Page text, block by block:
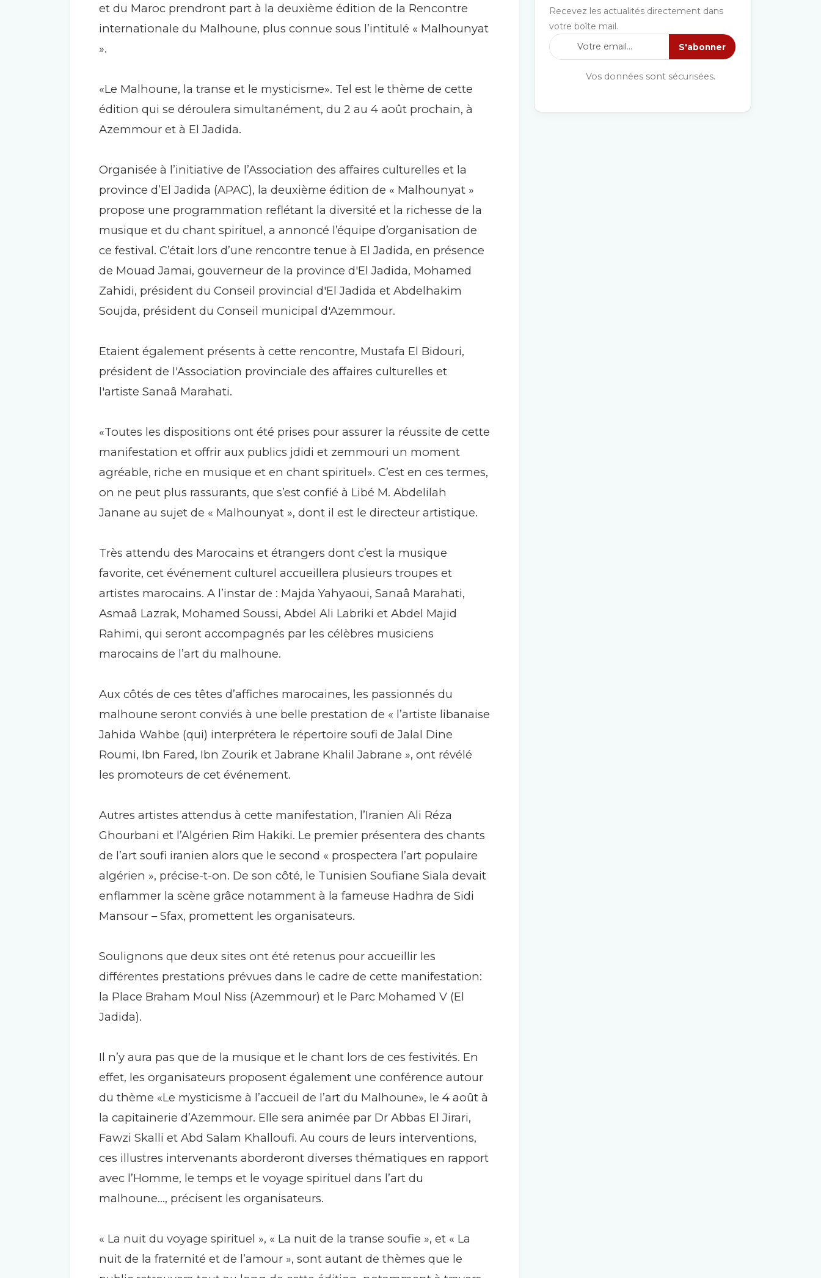
et du Maroc prendront part à la deuxième édition de la Rencontre
internationale du Malhoune, plus connue sous l’intitulé « Malhounyat
».
«Le Malhoune, la transe et le mysticisme». Tel est le thème de cette
édition qui se déroulera simultanément, du 2 au 4 août prochain, à
Azemmour et à El Jadida.
Organisée à l’initiative de l’Association des affaires culturelles et la
province d’El Jadida (APAC), la deuxième édition de « Malhounyat »
propose une programmation reflétant la diversité et la richesse de la
musique et du chant spirituel, a annoncé l’équipe d’organisation de
ce festival. C’était lors d’une rencontre tenue à El Jadida, en présence
de Mouad Jamai, gouverneur de la province d'El Jadida, Mohamed
Zahidi, président du Conseil provincial d'El Jadida et Abdelhakim
Soujda, président du Conseil municipal d'Azemmour.
Etaient également présents à cette rencontre, Mustafa El Bidouri,
président de l'Association provinciale des affaires culturelles et
l'artiste Sanaâ Marahati.
«Toutes les dispositions ont été prises pour assurer la réussite de cette
manifestation et offrir aux publics jdidi et zemmouri un moment
agréable, riche en musique et en chant spirituel». C’est en ces termes,
on ne peut plus rassurants, que s’est confié à Libé M. Abdelilah
Janane au sujet de « Malhounyat », dont il est le directeur artistique.
Très attendu des Marocains et étrangers dont c’est la musique
favorite, cet événement culturel accueillera plusieurs troupes et
artistes marocains. A l’instar de : Majda Yahyaoui, Sanaâ Marahati,
Asmaâ Lazrak, Mohamed Soussi, Abdel Ali Labriki et Abdel Majid
Rahimi, qui seront accompagnés par les célèbres musiciens
marocains de l’art du malhoune.
Aux côtés de ces têtes d’affiches marocaines, les passionnés du
malhoune seront conviés à une belle prestation de « l’artiste libanaise
Jahida Wahbe (qui) interprétera le répertoire soufi de Jalal Dine
Roumi, Ibn Fared, Ibn Zourik et Jabrane Khalil Jabrane », ont révélé
les promoteurs de cet événement.
Autres artistes attendus à cette manifestation, l’Iranien Ali Réza
Ghourbani et l’Algérien Rim Hakiki. Le premier présentera des chants
de l’art soufi iranien alors que le second « prospectera l’art populaire
algérien », précise-t-on. De son côté, le Tunisien Soufiane Siala devait
enflammer la scène grâce notamment à la fameuse Hadhra de Sidi
Mansour – Sfax, promettent les organisateurs.
Soulignons que deux sites ont été retenus pour accueillir les
différentes prestations prévues dans le cadre de cette manifestation:
la Place Braham Moul Niss (Azemmour) et le Parc Mohamed V (El
Jadida).
Il n’y aura pas que de la musique et le chant lors de ces festivités. En
effet, les organisateurs proposent également une conférence autour
du thème «Le mysticisme à l’accueil de l’art du Malhoune», le 4 août à
la capitainerie d’Azemmour. Elle sera animée par Dr Abbas El Jirari,
Fawzi Skalli et Abd Salam Khalloufi. Au cours de leurs interventions,
ces illustres intervenants aborderont diverses thématiques en rapport
avec l’Homme, le temps et le voyage spirituel dans l’art du
malhoune…, précisent les organisateurs.
« La nuit du voyage spirituel », « La nuit de la transe soufie », et « La
nuit de la fraternité et de l’amour », sont autant de thèmes que le
Recevez les actualités directement dans
votre boîte mail.
S'abonner
Vos données sont sécurisées.